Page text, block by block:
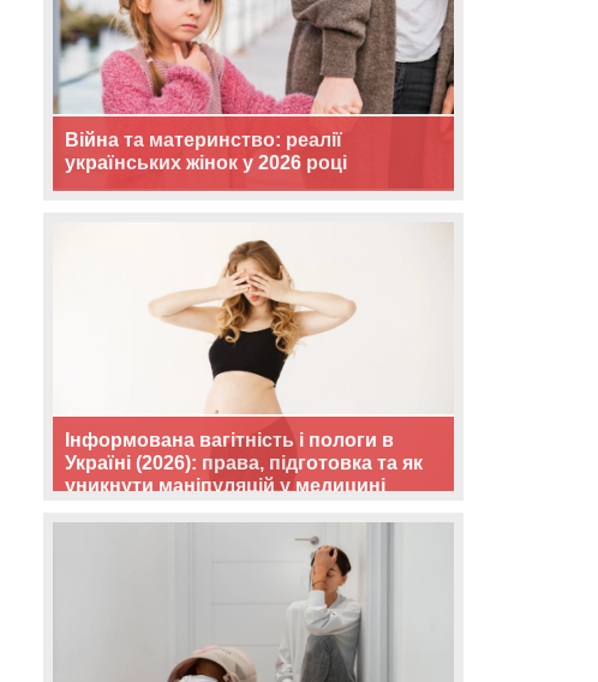
Війна та материнство: реалії
українських жінок у 2026 році
Інформована вагітність і пологи в
Україні (2026): права, підготовка та як
уникнути маніпуляцій у медицині